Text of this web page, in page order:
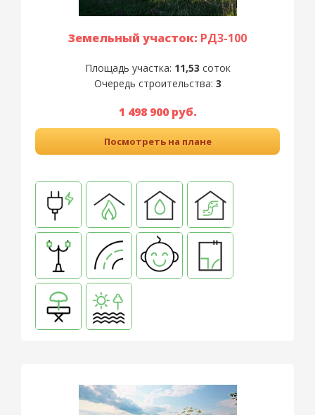
Земельный участок: РД3-100
Площадь участка: 11,53 соток
Очередь строительства: 3
1 498 900 руб.
Посмотреть на плане